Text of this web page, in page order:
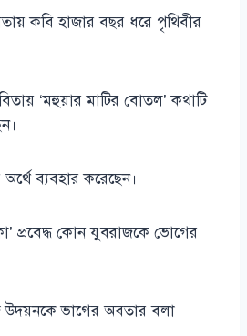
কবি হাজার বছর ধরে পৃথিবীর
‘মহুয়ার মাটির বোতল’ কথাটি
ব্যবহার করেছেন।
প্রবেদ্ধ কোন যুবরাজকে ভোগের
উদয়নকে ভাগের অবতার বলা